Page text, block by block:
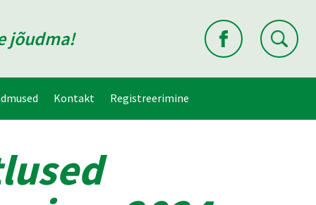
jõudma!
Kontakt Registreerimine